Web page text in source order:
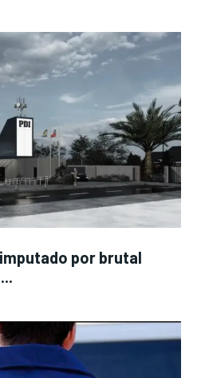
por brutal